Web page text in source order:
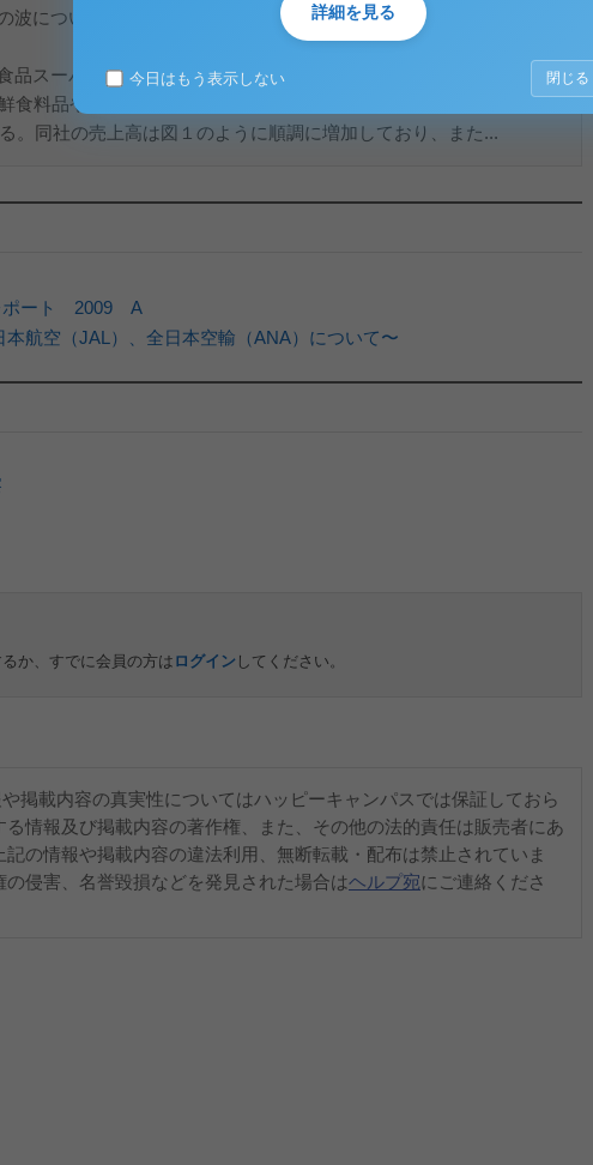
波について検証することにしたい。
スーパーを経営する親会社から独立する形で2000年に設立され
食料品や生活雑貨を集めた「SHOP99」を首都圏を中心に609店舗
。同社の売上高は図１のように順調に増加しており、また...
ート 2009 A
航空（JAL）、全日本空輸（ANA）について〜
か、すでに会員の方は ログイン してください。
や掲載内容の真実性についてはハッピーキャンパスでは保証しておら
る情報及び掲載内容の著作権、また、その他の法的責任は販売者にあ
記の情報や掲載内容の違法利用、無断転載・配布は禁止されていま
の侵害、名誉毀損などを発見された場合はヘルプ宛にご連絡くださ
詳細を見る
今日はもう表示しない 閉じる